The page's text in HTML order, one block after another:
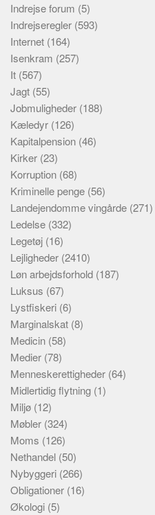
Indrejse forum (5)
Indrejseregler (593)
Internet (164)
Isenkram (257)
It (567)
Jagt (55)
Jobmuligheder (188)
Kæledyr (126)
Kapitalpension (46)
Kirker (23)
Korruption (68)
Kriminelle penge (56)
Landejendomme vingårde (271)
Ledelse (332)
Legetøj (16)
Lejligheder (2410)
Løn arbejdsforhold (187)
Luksus (67)
Lystfiskeri (6)
Marginalskat (8)
Medicin (58)
Medier (78)
Menneskerettigheder (64)
Midlertidig flytning (1)
Miljø (12)
Møbler (324)
Moms (126)
Nethandel (50)
Nybyggeri (266)
Obligationer (16)
Økologi (5)